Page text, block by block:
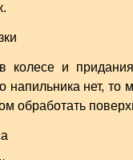
колесе и
напильника нет,
обработать